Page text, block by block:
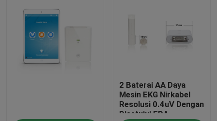
Permintaan Penawaran
Company News
2 Baterai AA Daya
Mesin EKG Nirkabel
Resolusi 0.4uV Dengan
Disetujui FDA